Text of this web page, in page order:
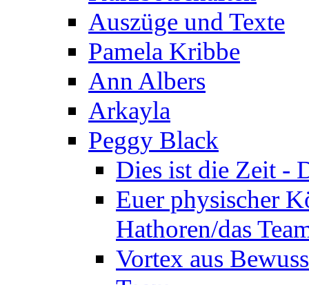
Auszüge und Texte
Pamela Kribbe
Ann Albers
Arkayla
Peggy Black
Dies ist die Zeit -
Euer physischer
Hathoren/das
Vortex aus